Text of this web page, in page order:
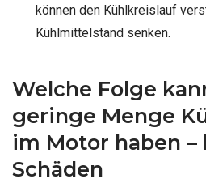
können den Kühlkreislauf
Kühlmittelstand senken.
Welche Folge
geringe Menge
im Motor haben
Schäden